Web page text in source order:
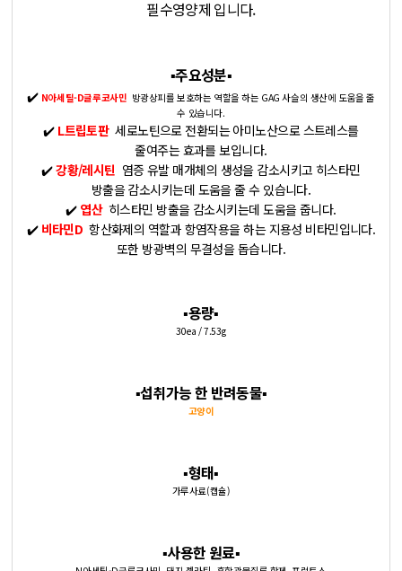
필수영양제 입니다.
▪️주요성분▪️
✔️ N아세틸-D글루코사민 방광상피를 보호하는 역할을 하는 GAG 사슬의 생산에 도움을 줄
수 있습니다.
✔️ L트립토판세로노틴으로 전환되는 아미노산으로 스트레스를
줄여주는 효과를 보입니다.
✔️강황/레시틴 염증 유발 매개체의 생성을 감소시키고 히스타민
방출을 감소시키는데 도움을 줄 수 있습니다.
✔️ 엽산 히스타민 방출을 감소시키는데 도움을 줍니다.
✔️ 비타민D 항산화제의 역할과 항염작용을 하는 지용성 비타민입니다.
또한 방광벽의 무결성을 돕습니다.
▪️용량▪️
30ea / 7.53g
▪️섭취가능 한 반려동물▪️
고양이
▪️형태▪️
가루사료(캡슐)
▪️사용한 원료▪️